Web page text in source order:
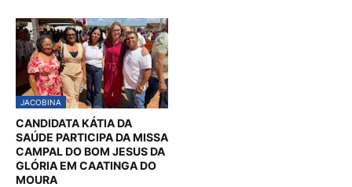
JACOBINA
CANDIDATA KÁTIA DA
SAÚDE PARTICIPA DA MISSA
CAMPAL DO BOM JESUS DA
GLÓRIA EM CAATINGA DO
MOURA